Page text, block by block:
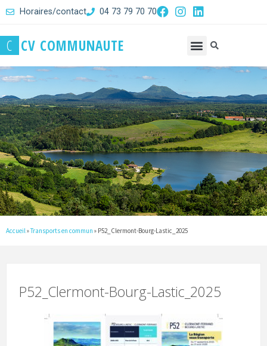
Horaires/contact 04 73 79 70 70
C CV COMMUNAUTE
Accueil »Transports en commun » P52_Clermont-Bourg-Lastic_2025
P52_Clermont-Bourg-Lastic_2025